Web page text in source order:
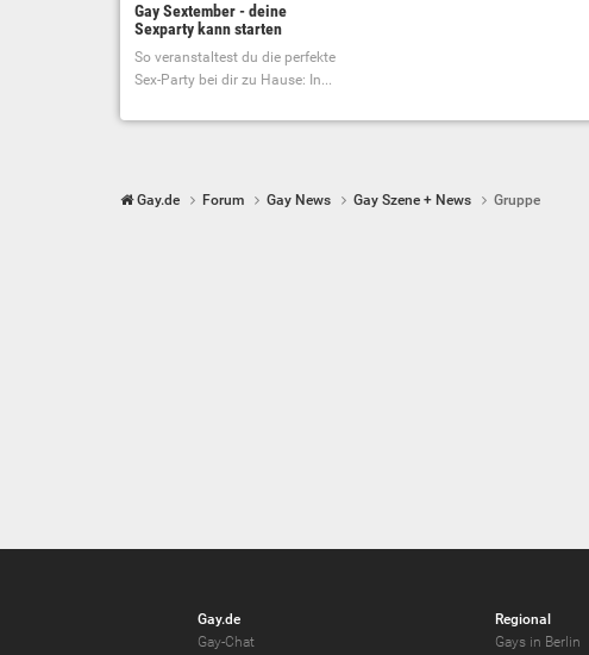
Gay Sextember - deine
Sexparty kann starten
So veranstaltest du die perfekte
Sex-Party bei dir zu Hause: In...
Gay.de Forum Gay News Gay Szene + News Gruppe
Gay.de
Gay-Chat
Regional
Gays in Berlin